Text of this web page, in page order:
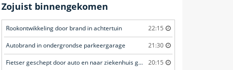
Zojuist binnengekomen
Rookontwikkeling door brand in achtertuin 22:15
Autobrand in ondergrondse parkeergarage 21:30
Fietser geschept door auto en naar ziekenhuis gebracht 20:15